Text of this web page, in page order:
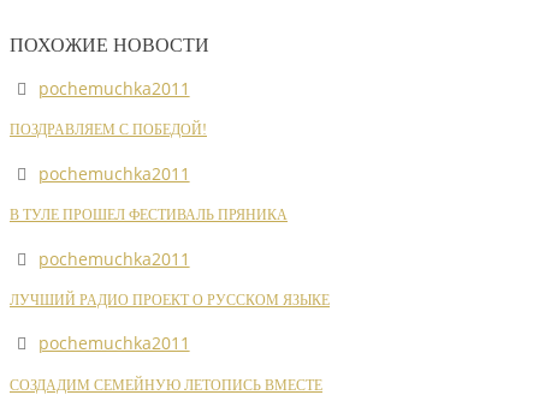
ПОХОЖИЕ НОВОСТИ
pochemuchka2011
ПОЗДРАВЛЯЕМ С ПОБЕДОЙ!
pochemuchka2011
В ТУЛЕ ПРОШЕЛ ФЕСТИВАЛЬ ПРЯНИКА
pochemuchka2011
ЛУЧШИЙ РАДИО ПРОЕКТ О РУССКОМ ЯЗЫКЕ
pochemuchka2011
СОЗДАДИМ СЕМЕЙНУЮ ЛЕТОПИСЬ ВМЕСТЕ